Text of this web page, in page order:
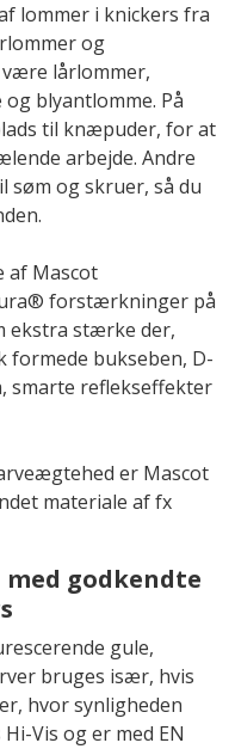
lommer i knickers fra
og
lårlommer,
blyantlomme. På
til knæpuder, for at
arbejde. Andre
og skruer, så du
af Mascot
forstærkninger på
ekstra stærke der,
formede bukseben, D-
smarte reflekseffekter
er Mascot
materiale af fx
godkendte
gule,
bruges især, hvis
hvor synligheden
Vis og er med EN